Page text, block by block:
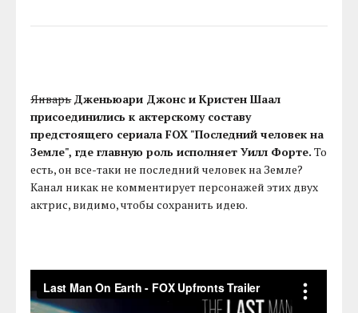
ЯнварьДженьюари Джонс и Кристен Шаал
присоединились к актерскому составу
предстоящего сериала FOX "Последний человек на
Земле", где главную роль исполняет Уилл Форте. То
есть, он все-таки не последний человек на Земле?
Канал никак не комментирует персонажей этих двух
актрис, видимо, чтобы сохранить идею.